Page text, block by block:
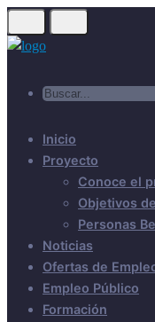
Skip
to
Inicio
Proyecto
Conoce el
Objetivos
Personas
Noticias
Ofertas de
Empleo Público
Formación